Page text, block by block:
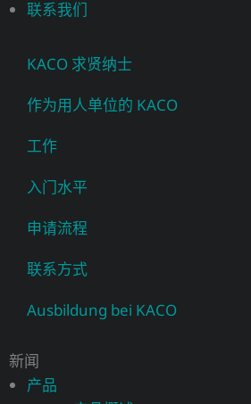
联系我们
KACO 求贤纳士
作为用人单位的 KACO
工作
入门水平
申请流程
联系方式
Ausbildung bei KACO
新闻
产品